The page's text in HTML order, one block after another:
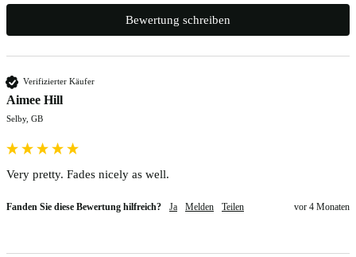
Bewertung schreiben
Verifizierter Käufer
Aimee Hill
Selby, GB
Very pretty. Fades nicely as well.
Fanden Sie diese Bewertung hilfreich? Ja Melden Teilen vor 4 Monaten